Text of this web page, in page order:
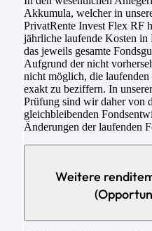
Akkumula, welcher in
PrivatRente Invest Flex RF
jährliche laufende Kosten
das jeweils gesamte
Aufgrund der nicht
nicht möglich, die
exakt zu beziffern. In
Prüfung sind wir daher von
gleichbleibenden
Änderungen der laufenden
Weitere